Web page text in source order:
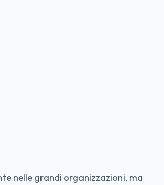
nelle grandi organizzazioni, ma